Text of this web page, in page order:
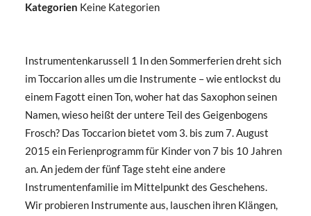
Kategorien Keine Kategorien
Instrumentenkarussell 1 In den Sommerferien dreht sich
im Toccarion alles um die Instrumente – wie entlockst du
einem Fagott einen Ton, woher hat das Saxophon seinen
Namen, wieso heißt der untere Teil des Geigenbogens
Frosch? Das Toccarion bietet vom 3. bis zum 7. August
2015 ein Ferienprogramm für Kinder von 7 bis 10 Jahren
an. An jedem der fünf Tage steht eine andere
Instrumentenfamilie im Mittelpunkt des Geschehens.
Wir probieren Instrumente aus, lauschen ihren Klängen,